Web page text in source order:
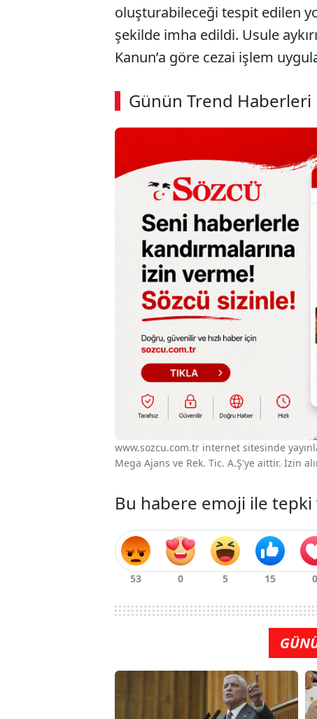
oluşturabileceği tespit edilen
şekilde imha edildi. Usule
Kanun’a göre cezai işlem
Günün Trend Haberleri
00:02 / 03:53
www.sozcu.com.tr internet sitesinde
Mega Ajans ve Rek. Tic. A.Ş'ye aittir. İzin
Bu habere emoji ile tepki